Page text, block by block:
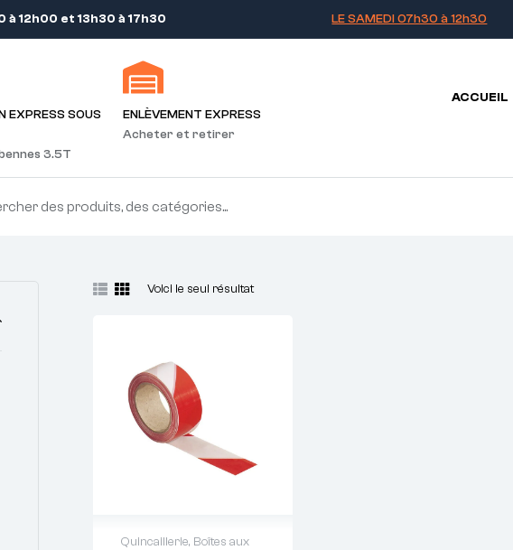
à 12h00 et 13h30 à 17h30 LE SAMEDI 07h30 à 12h30
ACCUEIL
EXPRESS SOUS
3.5T
ENLÈVEMENT EXPRESS
Acheter et retirer
Voici le seul résultat
Quincaillerie, Boîtes aux